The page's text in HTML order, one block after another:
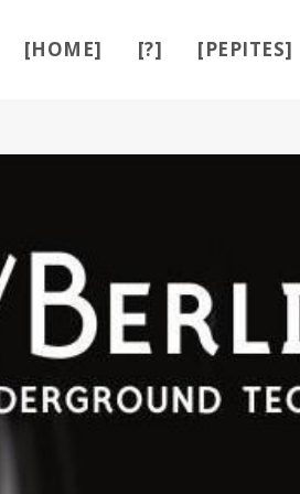
[HOME] [?] [PEPITES]